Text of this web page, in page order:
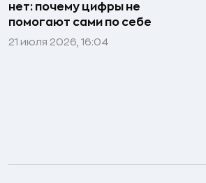
нет: почему цифры не
помогают сами по себе
21 июля 2026, 16:04